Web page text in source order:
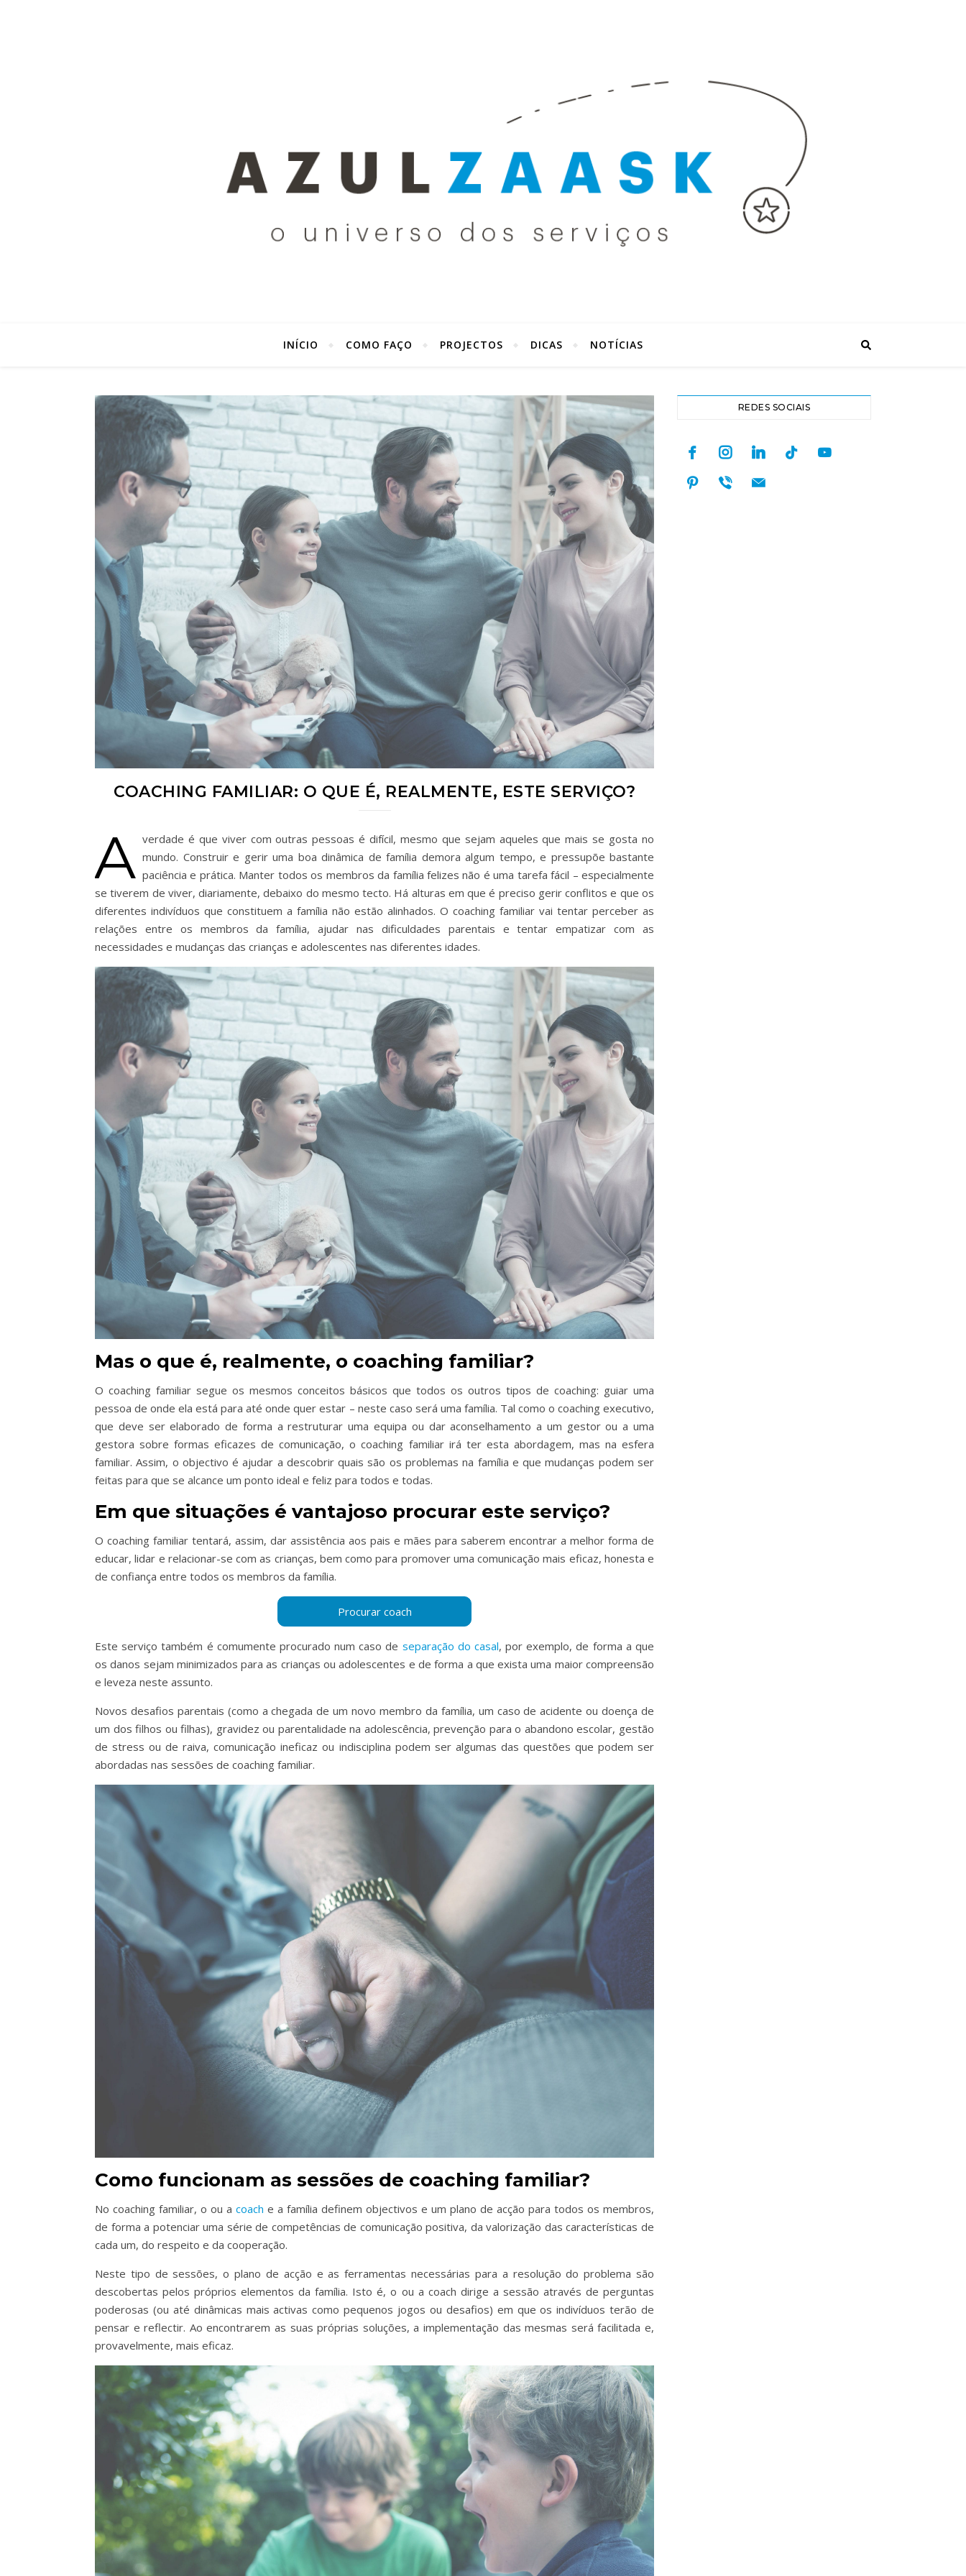
INÍCIO COMO FAÇO PROJECTOS DICAS NOTÍCIAS
COACHING FAMILIAR: O QUE É, REALMENTE, ESTE SERVIÇO?
A verdade é que viver com outras pessoas é difícil, mesmo que sejam aqueles que mais se gosta no
mundo. Construir e gerir uma boa dinâmica de família demora algum tempo, e pressupõe bastante
paciência e prática. Manter todos os membros da família felizes não é uma tarefa fácil – especialmente
se tiverem de viver, diariamente, debaixo do mesmo tecto. Há alturas em que é preciso gerir conflitos e que os
diferentes indivíduos que constituem a família não estão alinhados. O coaching familiar vai tentar perceber as
relações entre os membros da família, ajudar nas dificuldades parentais e tentar empatizar com as
necessidades e mudanças das crianças e adolescentes nas diferentes idades.
Mas o que é, realmente, o coaching familiar?
O coaching familiar segue os mesmos conceitos básicos que todos os outros tipos de coaching: guiar uma
pessoa de onde ela está para até onde quer estar – neste caso será uma família. Tal como o coaching executivo,
que deve ser elaborado de forma a restruturar uma equipa ou dar aconselhamento a um gestor ou a uma
gestora sobre formas eficazes de comunicação, o coaching familiar irá ter esta abordagem, mas na esfera
familiar. Assim, o objectivo é ajudar a descobrir quais são os problemas na família e que mudanças podem ser
feitas para que se alcance um ponto ideal e feliz para todos e todas.
Em que situações é vantajoso procurar este serviço?
O coaching familiar tentará, assim, dar assistência aos pais e mães para saberem encontrar a melhor forma de
educar, lidar e relacionar-se com as crianças, bem como para promover uma comunicação mais eficaz, honesta e
de confiança entre todos os membros da família.
Este serviço também é comumente procurado num caso de separação do casal, por exemplo, de forma a que
os danos sejam minimizados para as crianças ou adolescentes e de forma a que exista uma maior compreensão
e leveza neste assunto.
Novos desafios parentais (como a chegada de um novo membro da família, um caso de acidente ou doença de
um dos filhos ou filhas), gravidez ou parentalidade na adolescência, prevenção para o abandono escolar, gestão
de stress ou de raiva, comunicação ineficaz ou indisciplina podem ser algumas das questões que podem ser
abordadas nas sessões de coaching familiar.
Como funcionam as sessões de coaching familiar?
No coaching familiar, o ou a coach e a família definem objectivos e um plano de acção para todos os membros,
de forma a potenciar uma série de competências de comunicação positiva, da valorização das características de
cada um, do respeito e da cooperação.
Neste tipo de sessões, o plano de acção e as ferramentas necessárias para a resolução do problema são
descobertas pelos próprios elementos da família. Isto é, o ou a coach dirige a sessão através de perguntas
poderosas (ou até dinâmicas mais activas como pequenos jogos ou desafios) em que os indivíduos terão de
pensar e reflectir. Ao encontrarem as suas próprias soluções, a implementação das mesmas será facilitada e,
provavelmente, mais eficaz.
REDES SOCIAIS
facebookinstagramlinkedintiktok youtube
pinterest
viber mail